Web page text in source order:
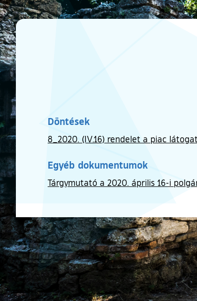
Döntések
8_2020. (IV.16) rendelet a piac
Egyéb dokumentumok
Tárgymutató a 2020. április 16-i